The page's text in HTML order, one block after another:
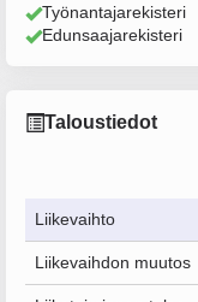
Työnantajarekisteri
Edunsaajarekisteri
Taloustiedot
Liikevaihto
Liikevaihdon muutos